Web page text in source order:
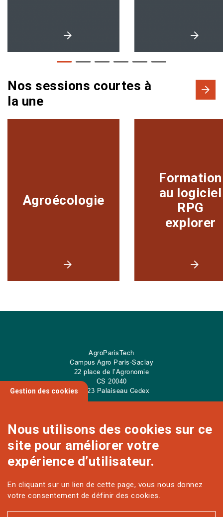
Nos sessions courtes à
la une
Agroécologie
Formation
au logiciel
RPG
explorer
AgroParisTech
Campus Agro Paris-Saclay
22 place de l’Agronomie
CS 20040
91 123 Palaiseau Cedex
NOUS CONTACTER
Sur les réseaux
Gestion des cookies
Nous utilisons des cookies sur ce
site pour améliorer votre
expérience d’utilisateur.
En cliquant sur un lien de cette page, vous nous donnez
votre consentement de définir des cookies.